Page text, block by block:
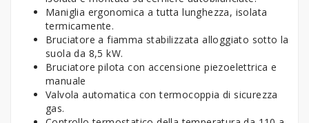
Maniglia ergonomica a tutta lunghezza, isolata
termicamente.
Bruciatore a fiamma stabilizzata alloggiato sotto la
suola da 8,5 kW.
Bruciatore pilota con accensione piezoelettrica e
manuale
Valvola automatica con termocoppia di sicurezza
gas.